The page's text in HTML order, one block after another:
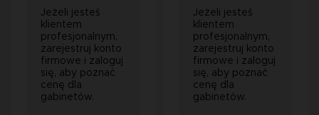
Jeżeli jesteś
klientem
profesjonalnym,
zarejestruj konto
firmowe i zaloguj
się, aby poznać
cenę dla
gabinetów.
Jeżeli jesteś
klientem
profesjonalnym,
zarejestruj konto
firmowe i zaloguj
się, aby poznać
cenę dla
gabinetów.